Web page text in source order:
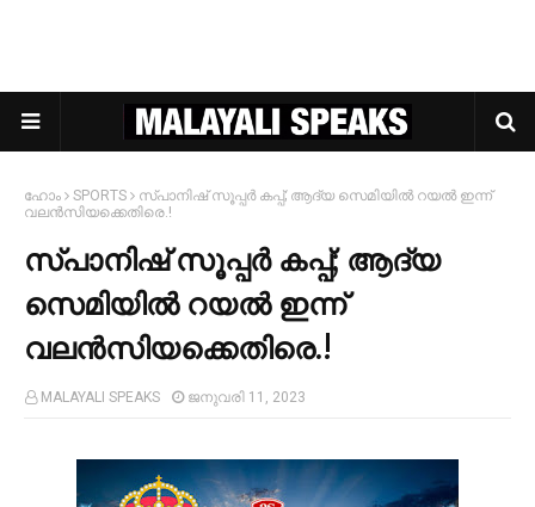
ഹോം SPORTS
സ്പാനിഷ് സൂപ്പര്‍ കപ്പ്; ആദ്യ സെമിയില്‍ റയല്‍ ഇന്ന്
വലന്‍സിയക്കെതിരെ.!
സ്പാനിഷ് സൂപ്പര്‍ കപ്പ്; ആദ്യ
സെമിയില്‍ റയല്‍ ഇന്ന്
വലന്‍സിയക്കെതിരെ.!
MALAYALI SPEAKS ജനുവരി 11, 2023